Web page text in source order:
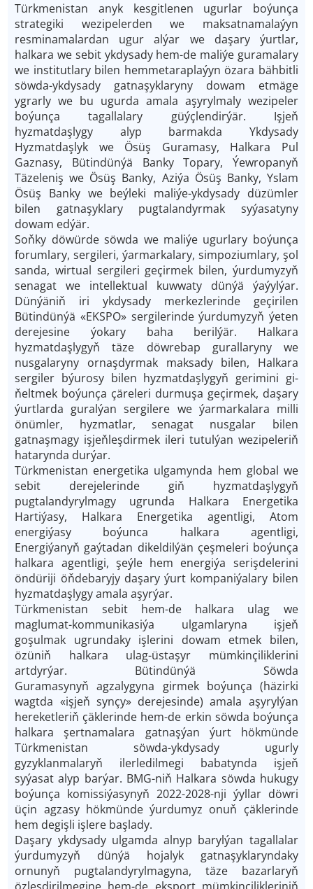
Türkmenistan anyk kesgitlenen ugurlar boýunça
strategiki wezipelerden we maksatnamalaýyn
resminamalardan ugur alýar we daşary ýurtlar,
halkara we sebit ykdysady hem-de maliýe guramalary
we institutlary bilen hemmetaraplaýyn özara bähbitli
söwda-ykdysady gatnaşyklaryny dowam etmäge
ygrarly we bu ugurda amala aşyrylmaly wezipeler
boýunça tagallalary güýçlendirýär. Işjeň
hyzmatdaşlygy alyp barmakda Ykdysady
Hyzmatdaşlyk we Ösüş Guramasy, Halkara Pul
Gaznasy, Bütindünýä Banky Topary, Ýewropanyň
Täzeleniş we Ösüş Banky, Aziýa Ösüş Banky, Yslam
Ösüş Banky we beýleki maliýe-ykdysady düzümler
bilen gatnaşyklary pugtalandyrmak syýasatyny
dowam edýär.
Soň­ky döwürde söwda we maliýe ugurlary boýunça
forumlary, sergileri, ýarmarkalary, simpoziumlary, şol
sanda, wirtual sergileri geçirmek bilen, ýurdumyzyň
senagat we intellektual kuwwaty dünýä ýaýylýar.
Dünýäniň iri ykdysady merkezlerinde geçirilen
Bütindünýä «EKSPO» sergilerinde ýurdumyzyň ýeten
derejesine ýokary baha berilýär. Halkara
hyzmatdaşlygyň täze döwrebap gurallaryny we
nusgalaryny ornaşdyrmak maksady bilen, Halkara
sergiler býurosy bilen hyzmatdaşlygyň gerimini gi­
ňeltmek boýunça çäreleri durmuşa geçirmek, daşary
ýurtlarda guralýan sergilere we ýarmarkalara milli
önümler, hyzmatlar, senagat nusgalar bilen
gatnaşmagy işjeňleşdirmek ileri tutulýan wezipeleriň
hatarynda durýar.
Türkmenistan energetika ulgamynda hem global we
sebit derejelerinde giň hyzmatdaşlygyň
pugtalandyrylmagy ugrunda Halkara Energetika
Hartiýasy, Halkara Energetika agentligi, Atom
energiýasy boýunca halkara agentligi,
Energiýanyň gaýtadan dikeldilýän çeşmeleri boýunça
halkara agentligi, şeýle hem energiýa serişdelerini
öndüriji öňdebaryjy daşary ýurt kompaniýalary bilen
hyzmatdaşlygy amala aşyrýar.
Türkmenistan sebit hem-de halkara ulag we
maglumat-kommunikasiýa ulgamlaryna işjeň
goşulmak ugrundaky işlerini dowam etmek bilen,
özüniň halkara ulag-üstaşyr mümkinçiliklerini
artdyrýar. Bütindünýä Söwda
Guramasynyň agzalygyna
girmek boýunça (häzirki
wagtda «işjeň synçy» derejesinde) amala aşyrylýan
hereketleriň çäklerinde hem-de erkin söwda boýunça
halkara şertnamalara gatnaşýan ýurt hökmünde
Türkmenistan söwda-ykdysady ugurly
gyzyklanmalaryň ilerledilmegi babatynda işjeň
syýasat alyp barýar. BMG-niň Halkara söwda hukugy
boýunça komissiýasynyň 2022-2028-nji ýyllar döwri
üçin agzasy hökmünde ýurdumyz onuň çäklerinde
hem degişli işlere başlady.
Daşary ykdysady ulgamda alnyp barylýan tagallalar
ýurdumyzyň dünýä hojalyk gatnaşyklaryndaky
ornunyň pugtalandyrylmagyna, täze bazarlaryň